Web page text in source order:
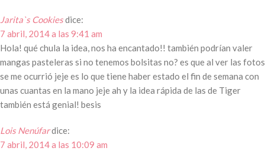
Jarita`s Cookiesdice:
7 abril, 2014 a las 9:41 am
Hola! qué chula la idea, nos ha encantado!! también podrían valer
mangas pasteleras si no tenemos bolsitas no? es que al ver las fotos
se me ocurrió jeje es lo que tiene haber estado el fin de semana con
unas cuantas en la mano jeje ah y la idea rápida de las de Tiger
también está genial! besis
Lois Nenúfardice:
7 abril, 2014 a las 10:09 am